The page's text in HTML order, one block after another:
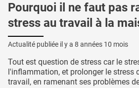
Pourquoi il ne faut pas
stress au travail à la
Actualité publiée il y a 8 années 10 mois
Tout est question de stress car le
l'inflammation, et prolonger le stress
travail, en ramenant ses problèmes